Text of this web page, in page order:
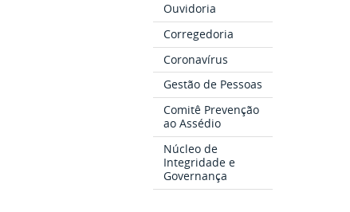
Ouvidoria
Corregedoria
Coronavírus
Gestão de Pessoas
Comitê Prevenção
ao Assédio
Núcleo de
Integridade e
Governança